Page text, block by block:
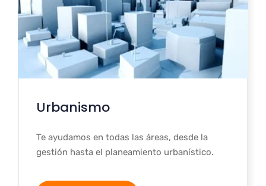
Urbanismo
Te ayudamos en todas las áreas, desde la
gestión hasta el planeamiento urbanístico.